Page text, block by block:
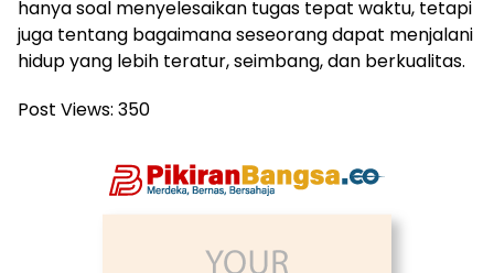
hanya soal menyelesaikan tugas tepat waktu, tetapi
juga tentang bagaimana seseorang dapat menjalani
hidup yang lebih teratur, seimbang, dan berkualitas.
Post Views: 350